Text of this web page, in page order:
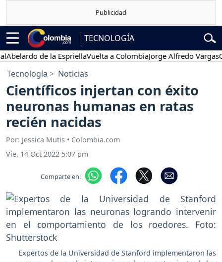
TECNOLOGÍA
de la EspriellaVuelta a ColombiaJorge Alfredo Vargas
Tecnología Noticias
Científicos injertan con éxito
neuronas humanas en ratas
recién nacidas
Por: Jessica Mutis • Colombia.com
Vie, 14 Oct 2022 5:07 pm
Comparte en:
Expertos de la Universidad de Stanford implementaron las